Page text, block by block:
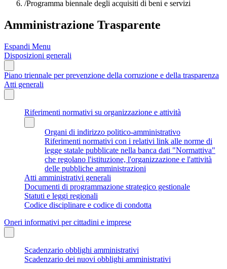
/Programma biennale degli acquisiti di beni e servizi
Amministrazione Trasparente
Espandi Menu
Disposizioni generali
Piano triennale per prevenzione della corruzione e della trasparenza
Atti generali
Riferimenti normativi su organizzazione e attività
Organi di indirizzo politico-amministrativo
Riferimenti normativi con i relativi link alle norme di
legge statale pubblicate nella banca dati "Normattiva"
che regolano l'istituzione, l'organizzazione e l'attività
delle pubbliche amministrazioni
Atti amministrativi generali
Documenti di programmazione strategico gestionale
Statuti e leggi regionali
Codice disciplinare e codice di condotta
Oneri informativi per cittadini e imprese
Scadenzario obblighi amministrativi
Scadenzario dei nuovi obblighi amministrativi